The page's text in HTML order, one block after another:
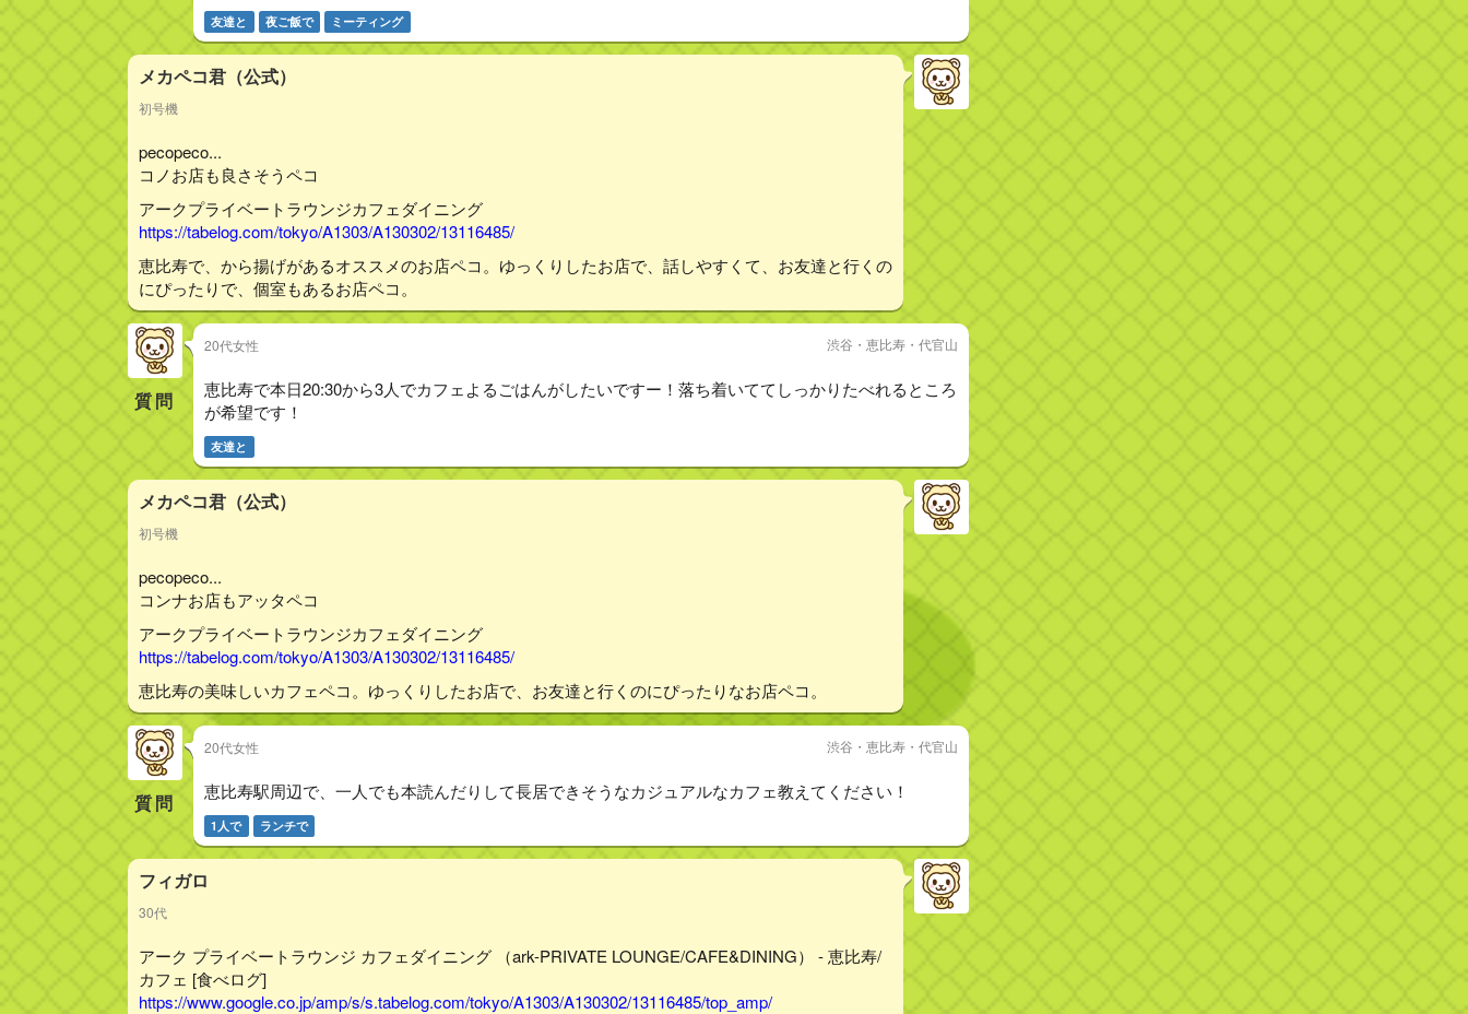
友達と 夜ご飯で ミーティング
メカペコ君（公式）
初号機
pecopeco...
コノお店も良さそうペコ
アークプライベートラウンジカフェダイニング
https://tabelog.com/tokyo/A1303/A130302/13116485/
恵比寿で、から揚げがあるオススメのお店ペコ。ゆっくりしたお店で、話しやすくて、お友達と行くの
にぴったりで、個室もあるお店ペコ。
質問
20代女性 渋谷・恵比寿・代官山
恵比寿で本日20:30から3人でカフェよるごはんがしたいですー！落ち着いててしっかりたべれるところ
が希望です！
友達と
メカペコ君（公式）
初号機
pecopeco...
コンナお店もアッタペコ
アークプライベートラウンジカフェダイニング
https://tabelog.com/tokyo/A1303/A130302/13116485/
恵比寿の美味しいカフェペコ。ゆっくりしたお店で、お友達と行くのにぴったりなお店ペコ。
質問
20代女性 渋谷・恵比寿・代官山
恵比寿駅周辺で、一人でも本読んだりして長居できそうなカジュアルなカフェ教えてください！
1人で ランチで
フィガロ
30代
アーク プライベートラウンジ カフェダイニング （ark-PRIVATE LOUNGE/CAFE&DINING） - 恵比寿/
カフェ [食べログ]
https://www.google.co.jp/amp/s/s.tabelog.com/tokyo/A1303/A130302/13116485/top_amp/